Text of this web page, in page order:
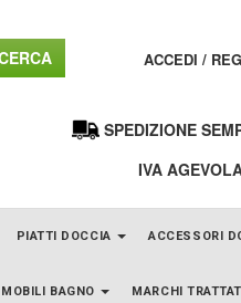
ACCEDI /
SPEDIZIONE
IVA
PIATTI DOCCIA ACCESSORI
MOBILI BAGNO MARCHI